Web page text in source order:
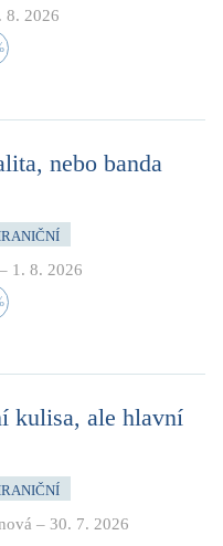
8. 2026
nebo banda
– 1. 8. 2026
kulisa, ale hlavní
– 30. 7. 2026